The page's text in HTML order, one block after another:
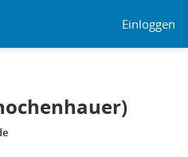
Einloggen